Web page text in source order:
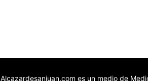
Alcazardesanjuan.com es un medio de